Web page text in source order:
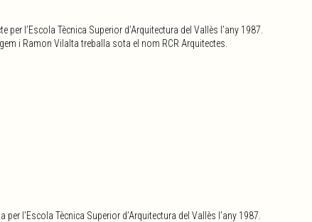
per l’Escola Tècnica Superior d’Arquitectura del Vallès l’any 1987.
i Ramon Vilalta treballa sota el nom RCR Arquitectes.
l’Escola Tècnica Superior d’Arquitectura del Vallès l’any 1987.